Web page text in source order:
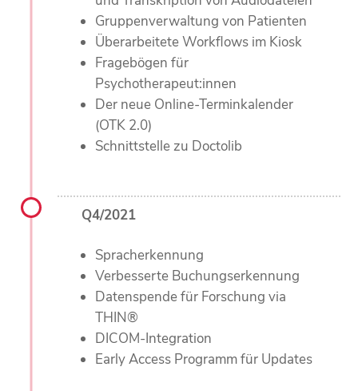
Gruppenverwaltung von Patienten
Überarbeitete Workflows im Kiosk
Fragebögen für
Psychotherapeut:innen
Der neue Online-Terminkalender
(OTK 2.0)
Schnittstelle zu Doctolib
Q4/2021
Spracherkennung
Verbesserte Buchungserkennung
Datenspende für Forschung via
THIN®
DICOM-Integration
Early Access Programm für Updates